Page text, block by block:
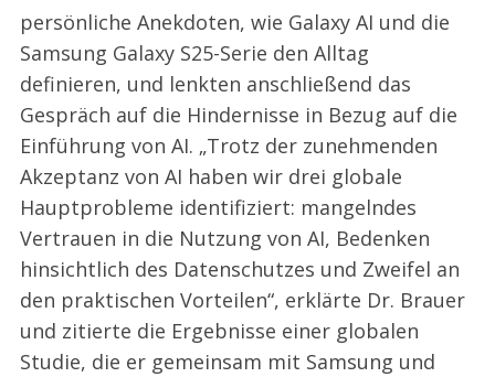
persönliche Anekdoten, wie Galaxy AI und die
Samsung Galaxy S25-Serie den Alltag
definieren, und lenkten anschließend das
Gespräch auf die Hindernisse in Bezug auf die
Einführung von AI. „Trotz der zunehmenden
Akzeptanz von AI haben wir drei globale
Hauptprobleme identifiziert: mangelndes
Vertrauen in die Nutzung von AI, Bedenken
hinsichtlich des Datenschutzes und Zweifel an
den praktischen Vorteilen“, erklärte Dr. Brauer
und zitierte die Ergebnisse einer globalen
Studie, die er gemeinsam mit Samsung und